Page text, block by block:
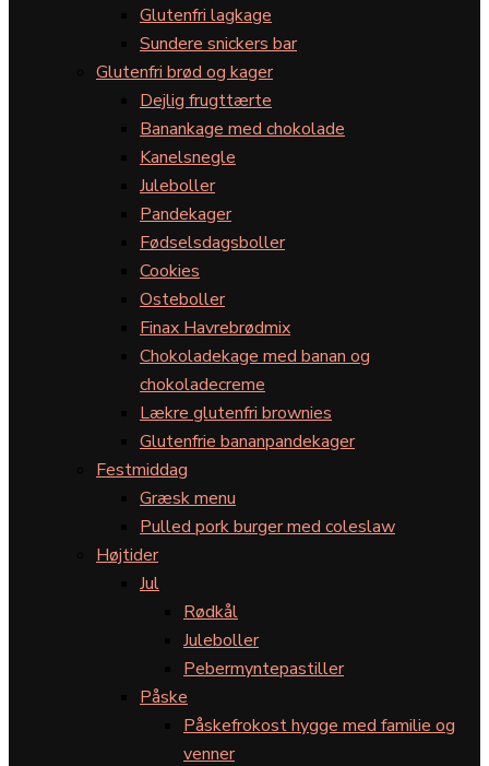
Glutenfri lagkage
Sundere snickers bar
Glutenfri brød og kager
Dejlig frugttærte
Banankage med chokolade
Kanelsnegle
Juleboller
Pandekager
Fødselsdagsboller
Cookies
Osteboller
Finax Havrebrødmix
Chokoladekage med banan og
chokoladecreme
Lækre glutenfri brownies
Glutenfrie bananpandekager
Festmiddag
Græsk menu
Pulled pork burger med coleslaw
Højtider
Jul
Rødkål
Juleboller
Pebermyntepastiller
Påske
Påskefrokost hygge med familie og
venner